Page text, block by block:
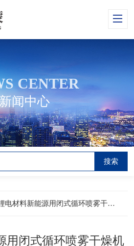
CENTER
闻中心
电材料新能源用闭式循环喷雾干燥机
用闭式循环喷雾干燥机